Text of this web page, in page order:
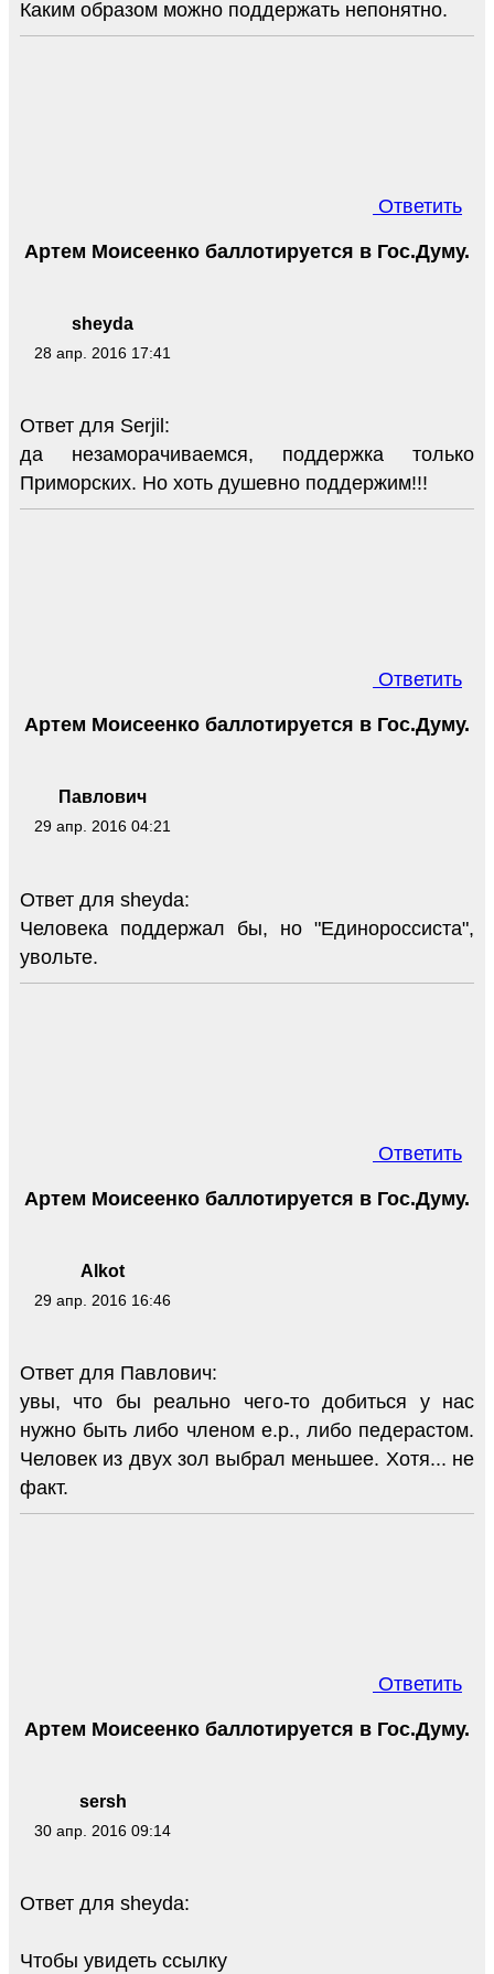
Каким образом можно поддержать непонятно.
Ответить
sheyda
28 апр. 2016 17:41
Артем Моисеенко баллотируется в Гос.Думу.
Ответ для Serjil:
да незаморачиваемся, поддержка только
Приморских. Но хоть душевно поддержим!!!
Ответить
Павлович
29 апр. 2016 04:21
Артем Моисеенко баллотируется в Гос.Думу.
Ответ для sheyda:
Человека поддержал бы, но "Единороссиста",
увольте.
Ответить
Alkot
29 апр. 2016 16:46
Артем Моисеенко баллотируется в Гос.Думу.
Ответ для Павлович:
увы, что бы реально чего-то добиться у нас
нужно быть либо членом е.р., либо педерастом.
Человек из двух зол выбрал меньшее. Хотя... не
факт.
Ответить
sersh
30 апр. 2016 09:14
Артем Моисеенко баллотируется в Гос.Думу.
Ответ для sheyda:
Чтобы увидеть ссылку